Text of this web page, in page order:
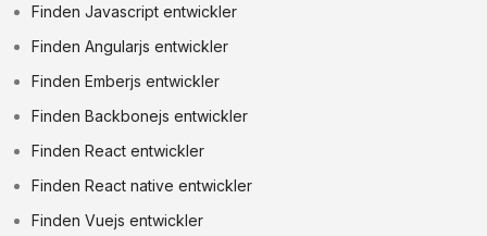
Finden Javascript entwickler
Finden Angularjs entwickler
Finden Emberjs entwickler
Finden Backbonejs entwickler
Finden React entwickler
Finden React native entwickler
Finden Vuejs entwickler